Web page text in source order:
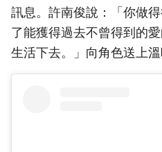
訊息。許南俊說：「你做
了能獲得過去不曾得到的
生活下去。」向角色送上